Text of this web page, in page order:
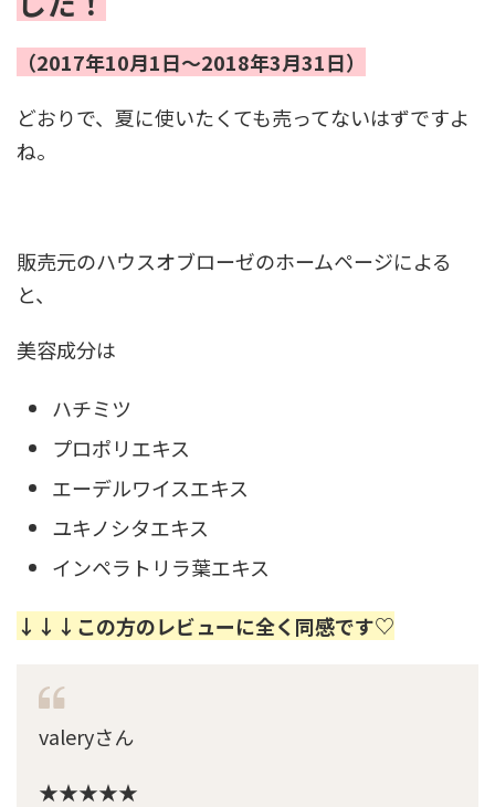
（2017年10月1日～2018年3月31日）
どおりで、夏に使いたくても売ってないはずですよ
ね。
販売元のハウスオブローゼのホームページによる
と、
美容成分は
ハチミツ
プロポリエキス
エーデルワイスエキス
ユキノシタエキス
インペラトリラ葉エキス
↓↓↓この方のレビューに全く同感です♡
valeryさん
★★★★★